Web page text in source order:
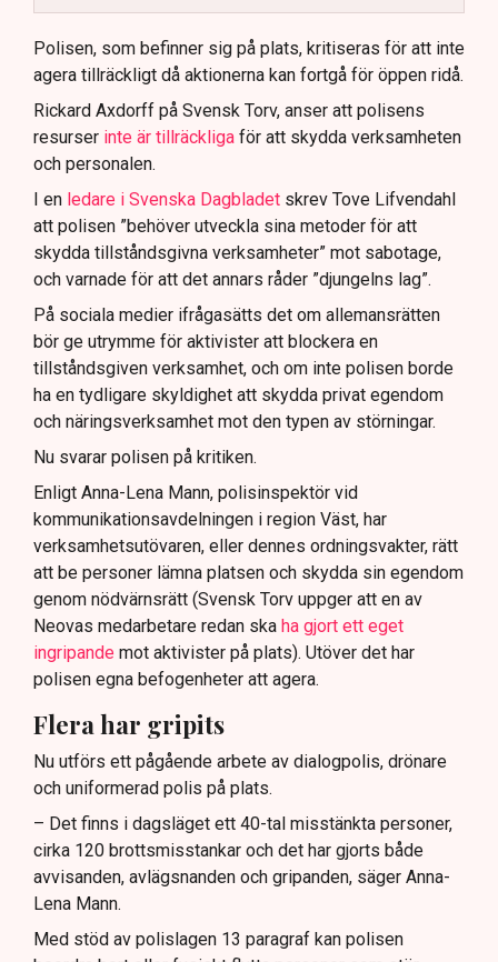
Polisen använder drönare och uniformerad polis
för att dokumentera bevis.
Samtidigt är polisarbetet komplext när det gäller
att navigera juridiska rättigheter och gränser.
Polisen, som befinner sig på plats, kritiseras för att inte
agera tillräckligt då aktionerna kan fortgå för öppen ridå.
Rickard Axdorff på Svensk Torv, anser att polisens
resurser inte är tillräckliga för att skydda verksamheten
och personalen.
I en ledare i Svenska Dagbladet skrev Tove Lifvendahl
att polisen ”behöver utveckla sina metoder för att
skydda tillståndsgivna verksamheter” mot sabotage,
och varnade för att det annars råder ”djungelns lag”.
På sociala medier ifrågasätts det om allemansrätten
bör ge utrymme för aktivister att blockera en
tillståndsgiven verksamhet, och om inte polisen borde
ha en tydligare skyldighet att skydda privat egendom
och näringsverksamhet mot den typen av störningar.
Nu svarar polisen på kritiken.
Enligt Anna-Lena Mann, polisinspektör vid
kommunikationsavdelningen i region Väst, har
verksamhetsutövaren, eller dennes ordningsvakter, rätt
att be personer lämna platsen och skydda sin egendom
genom nödvärnsrätt (Svensk Torv uppger att en av
Neovas medarbetare redan ska ha gjort ett eget
ingripande mot aktivister på plats). Utöver det har
polisen egna befogenheter att agera.
Flera har gripits
Nu utförs ett pågående arbete av dialogpolis, drönare
och uniformerad polis på plats.
– Det finns i dagsläget ett 40-tal misstänkta personer,
cirka 120 brottsmisstankar och det har gjorts både
avvisanden, avlägsnanden och gripanden, säger Anna-
Lena Mann.
Med stöd av polislagen 13 paragraf kan polisen